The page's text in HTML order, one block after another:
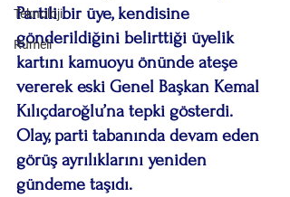
Teknoloji
Rumeli
Partili bir üye, kendisine
gönderildiğini belirttiği üyelik
kartını kamuoyu önünde ateşe
vererek eski Genel Başkan Kemal
Kılıçdaroğlu’na tepki gösterdi.
Olay, parti tabanında devam eden
görüş ayrılıklarını yeniden
gündeme taşıdı.